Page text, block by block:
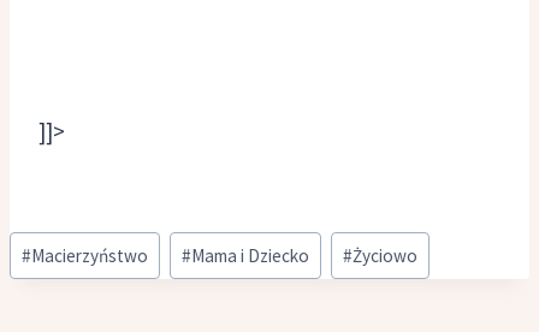
]]>
Tagi
wpisu:
#Macierzyństwo #Mama i Dziecko #Życiowo